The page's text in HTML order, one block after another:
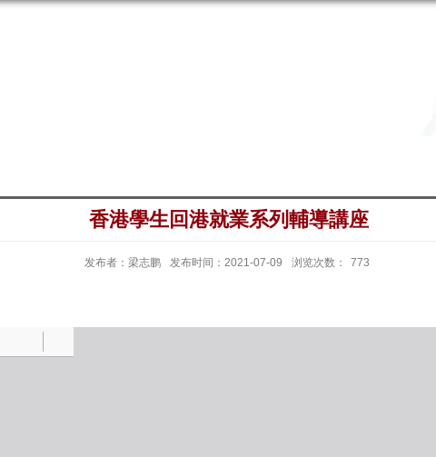
香港學生回港就業系列輔導講座
发布者：梁志鹏 发布时间：2021-07-09 浏览次数： 773